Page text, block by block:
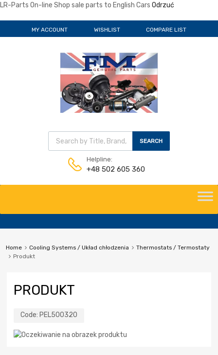
LR-Parts On-line Shop sale parts to English Cars Odrzuć
MY ACCOUNT WISHLIST COMPARE LIST
Wyszukiwarka produktów
SEARCH
Helpline:
+48 502 605 360
content
Home Cooling Systems / Układ chłodzenia
Thermostats / Termostaty
Produkt
PRODUKT
Code: PEL500320